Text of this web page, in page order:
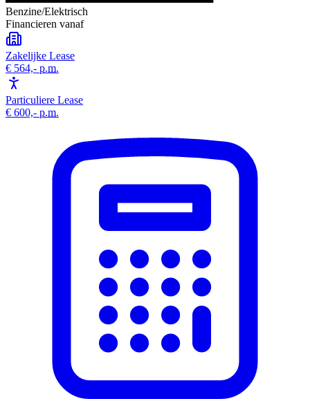
Benzine/Elektrisch
Financieren vanaf
Zakelijke Lease
€ 564,- p.m.
Particuliere Lease
€ 600,- p.m.